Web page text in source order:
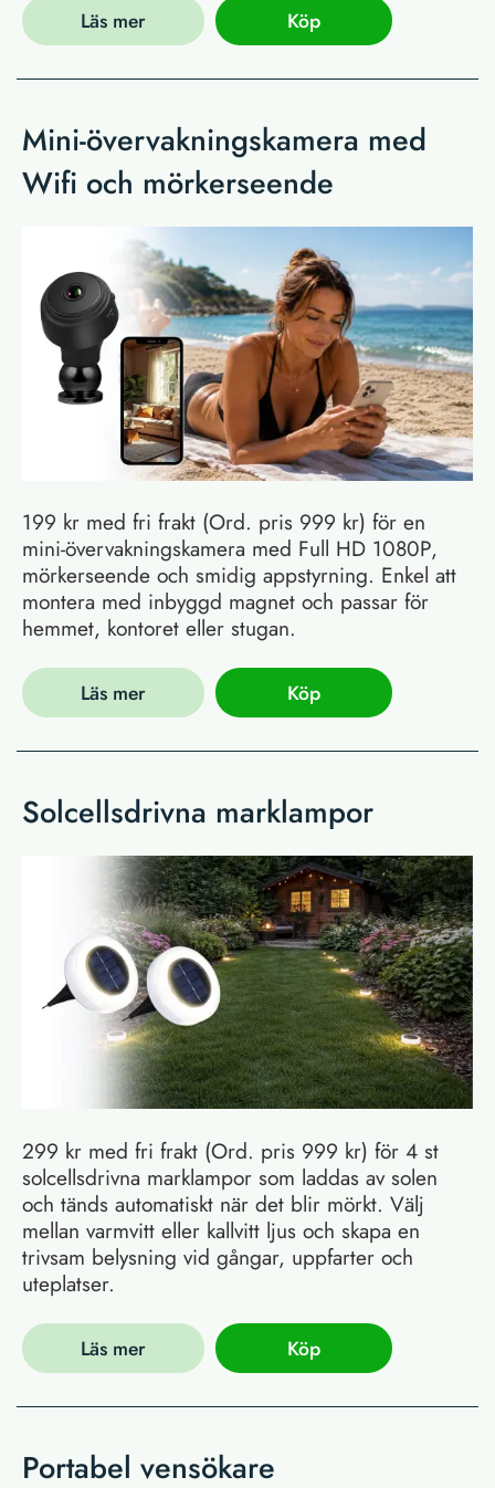
Läs mer Köp
Mini-övervakningskamera med
Wifi och mörkerseende
199 kr med fri frakt (Ord. pris 999 kr) för en
mini-övervakningskamera med Full HD 1080P,
mörkerseende och smidig appstyrning. Enkel att
montera med inbyggd magnet och passar för
hemmet, kontoret eller stugan.
Läs mer Köp
Solcellsdrivna marklampor
299 kr med fri frakt (Ord. pris 999 kr) för 4 st
solcellsdrivna marklampor som laddas av solen
och tänds automatiskt när det blir mörkt. Välj
mellan varmvitt eller kallvitt ljus och skapa en
trivsam belysning vid gångar, uppfarter och
uteplatser.
Läs mer Köp
Portabel vensökare